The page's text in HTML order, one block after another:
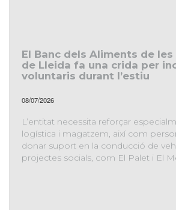
El Banc dels Aliments de les
de Lleida fa una crida per
voluntaris durant l’estiu
08/07/2026
L’entitat necessita reforçar
logística i magatzem, així com
donar suport en la conducció de
projectes socials, com El Palet i El